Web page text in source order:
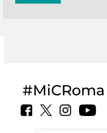
#MiCRoma